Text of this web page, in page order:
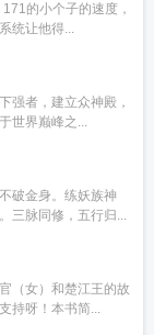
的小个子的速度，
统让他得...
强者，建立众神殿，
世界巅峰之...
破金身。练妖族神
三脉同修，五行归...
（女）和楚江王的故
持呀！本书简...